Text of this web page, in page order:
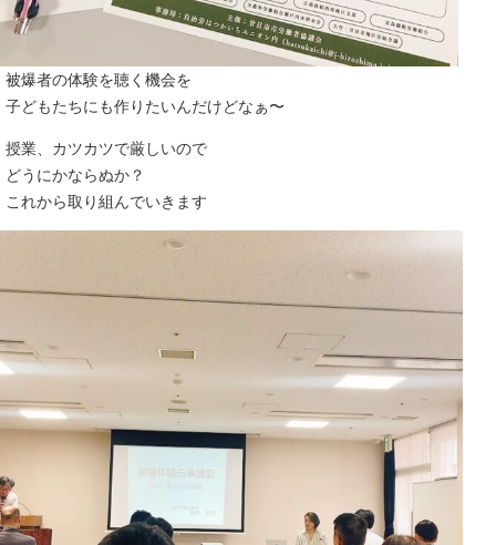
被爆者の体験を聴く機会を
子どもたちにも作りたいんだけどなぁ〜
授業、カツカツで厳しいので
どうにかならぬか？
これから取り組んでいきます